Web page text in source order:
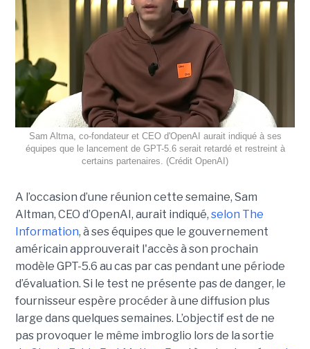
Sam Altma, co-fondateur et CEO d'OpenAI aurait indiqué à ses
équipes que le lancement de GPT-5.6 serait retardé et restreint à
certains partenaires. (Crédit OpenAI)
A l’occasion d’une réunion cette semaine, Sam
Altman, CEO d’OpenAI, aurait indiqué, selon The
Information, à ses équipes que le gouvernement
américain approuverait l'accès à son prochain
modèle GPT-5.6 au cas par cas pendant une période
d’évaluation. Si le test ne présente pas de danger, le
fournisseur espère procéder à une diffusion plus
large dans quelques semaines. L’objectif est de ne
pas provoquer le même imbroglio lors de la sortie